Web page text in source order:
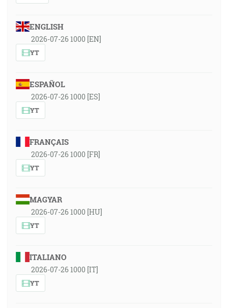
ENGLISH
2026-07-26 1000 [EN]
YT
ESPAÑOL
2026-07-26 1000 [ES]
YT
FRANÇAIS
2026-07-26 1000 [FR]
YT
MAGYAR
2026-07-26 1000 [HU]
YT
ITALIANO
2026-07-26 1000 [IT]
YT